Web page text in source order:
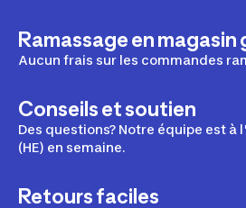
Ramassage en
Aucun frais sur les commandes
Conseils et soutien
Des questions? Notre équipe est à
(HE) en semaine.
Retours faciles